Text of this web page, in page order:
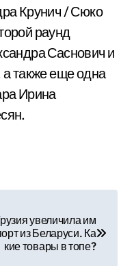
Крунич / Сюко
раунд
Саснович и
также еще одна
Ирина
увеличила им
из Беларуси. Ка
кие товары в топе?